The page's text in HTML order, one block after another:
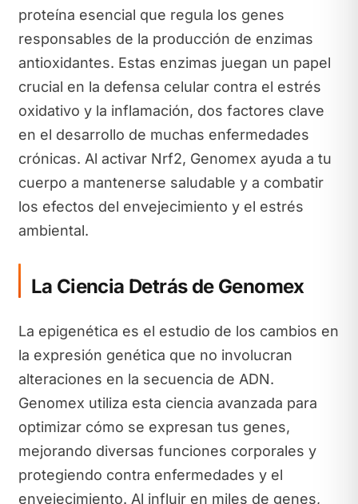
proteína esencial que regula los genes
responsables de la producción de enzimas
antioxidantes. Estas enzimas juegan un papel
crucial en la defensa celular contra el estrés
oxidativo y la inflamación, dos factores clave
en el desarrollo de muchas enfermedades
crónicas. Al activar Nrf2, Genomex ayuda a tu
cuerpo a mantenerse saludable y a combatir
los efectos del envejecimiento y el estrés
ambiental.
La Ciencia Detrás de Genomex
La epigenética es el estudio de los cambios en
la expresión genética que no involucran
alteraciones en la secuencia de ADN.
Genomex utiliza esta ciencia avanzada para
optimizar cómo se expresan tus genes,
mejorando diversas funciones corporales y
protegiendo contra enfermedades y el
envejecimiento. Al influir en miles de genes,